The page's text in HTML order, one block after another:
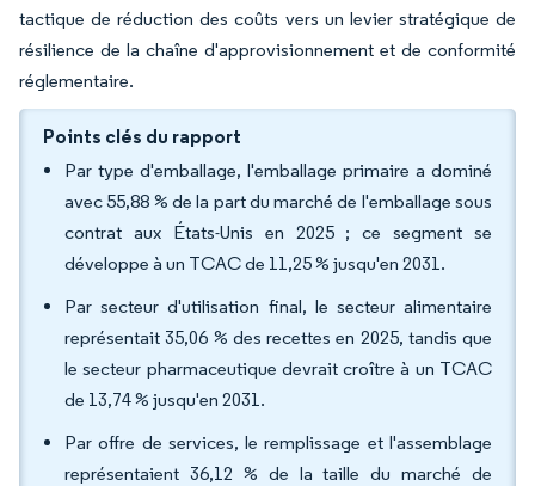
tactique de réduction des coûts vers un levier stratégique de
résilience de la chaîne d'approvisionnement et de conformité
réglementaire.
Points clés du rapport
Par type d'emballage, l'emballage primaire a dominé
avec 55,88 % de la part du marché de l'emballage sous
contrat aux États-Unis en 2025 ; ce segment se
développe à un TCAC de 11,25 % jusqu'en 2031.
Par secteur d'utilisation final, le secteur alimentaire
représentait 35,06 % des recettes en 2025, tandis que
le secteur pharmaceutique devrait croître à un TCAC
de 13,74 % jusqu'en 2031.
Par offre de services, le remplissage et l'assemblage
représentaient 36,12 % de la taille du marché de